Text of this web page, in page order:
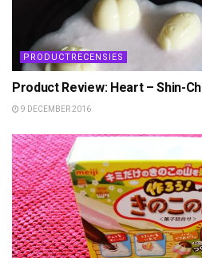
PRODUCTRECENSIES
Product Review: Heart – Shin-
9 DECEMBER 2016